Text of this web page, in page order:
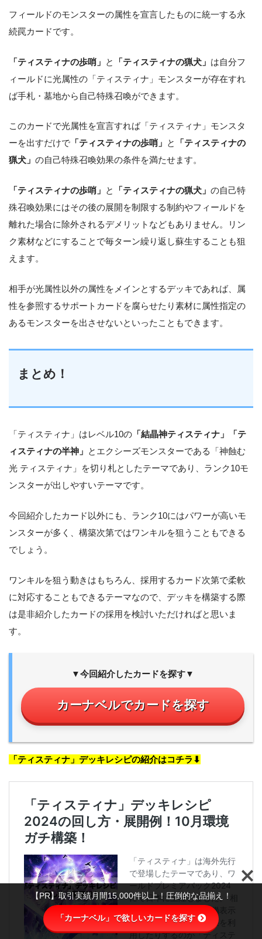
フィールドのモンスターの属性を宣言したものに統一する永
続罠カードです。
「ティスティナの歩哨」 と 「ティスティナの猟犬」 は自分フ
ィールドに光属性の「ティスティナ」モンスターが存在すれ
ば手札・墓地から自己特殊召喚ができます。
このカードで光属性を宣言すれば「ティスティナ」モンスタ
ーを出すだけで 「ティスティナの歩哨」 と
「ティスティナの
猟犬」 の自己特殊召喚効果の条件を満たせます。
「ティスティナの歩哨」 と 「ティスティナの猟犬」 の自己特
殊召喚効果にはその後の展開を制限する制約やフィールドを
離れた場合に除外されるデメリットなどもありません。リン
ク素材などにすることで毎ターン繰り返し蘇生することも狙
えます。
相手が光属性以外の属性をメインとするデッキであれば、属
性を参照するサポートカードを腐らせたり素材に属性指定の
あるモンスターを出させないといったこともできます。
まとめ！
「ティスティナ」はレベル10の 「結晶神ティスティナ」「テ
ィスティナの半神」 とエクシーズモンスターである「神蝕む
光 ティスティナ」を切り札としたテーマであり、ランク10モ
ンスターが出しやすいテーマです。
今回紹介したカード以外にも、ランク10にはパワーが高いモ
ンスターが多く、構築次第ではワンキルを狙うこともできる
でしょう。
ワンキルを狙う動きはもちろん、採用するカード次第で柔軟
に対応することもできるテーマなので、デッキを構築する際
は是非紹介したカードの採用を検討いただければと思いま
す。
▼今回紹介したカードを探す▼
カーナベルでカードを探す
「ティスティナ」デッキレシピの紹介はコチラ⬇︎
【PR】取引実績月間15,000件以上！圧倒的な品揃え！
「カーナベル」で欲しいカードを探す